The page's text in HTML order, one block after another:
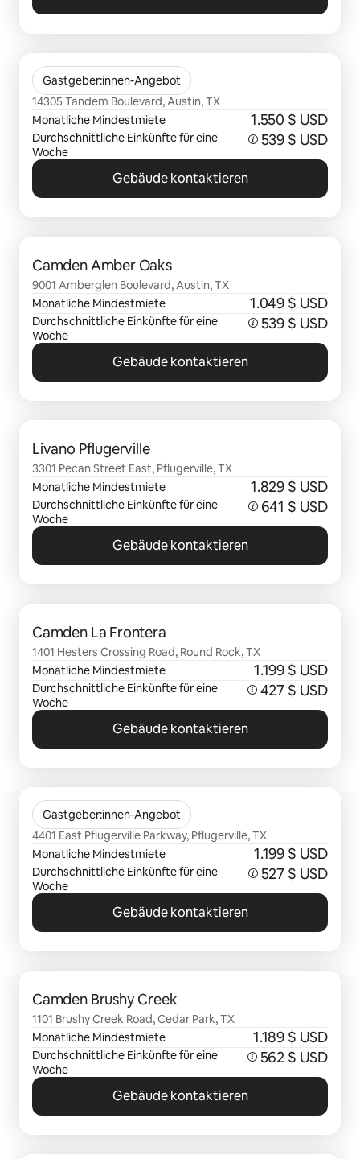
Gastgeber:innen-Angebot
The Mia
14305 Tandem Boulevard, Austin, TX
Monatliche Mindestmiete
1.550 $ USD
Durchschnittliche Einkünfte für eine
Woche
539 $ USD
Gebäude kontaktieren
Camden Amber Oaks
9001 Amberglen Boulevard, Austin, TX
Monatliche Mindestmiete
1.049 $ USD
Durchschnittliche Einkünfte für eine
Woche
539 $ USD
Gebäude kontaktieren
Livano Pflugerville
3301 Pecan Street East, Pflugerville, TX
Monatliche Mindestmiete
1.829 $ USD
Durchschnittliche Einkünfte für eine
Woche
641 $ USD
Gebäude kontaktieren
Camden La Frontera
1401 Hesters Crossing Road, Round Rock, TX
Monatliche Mindestmiete
1.199 $ USD
Durchschnittliche Einkünfte für eine
Woche
427 $ USD
Gebäude kontaktieren
Gastgeber:innen-Angebot
Tacara Weiss Ranch
4401 East Pflugerville Parkway, Pflugerville, TX
Monatliche Mindestmiete
1.199 $ USD
Durchschnittliche Einkünfte für eine
Woche
527 $ USD
Gebäude kontaktieren
Camden Brushy Creek
1101 Brushy Creek Road, Cedar Park, TX
Monatliche Mindestmiete
1.189 $ USD
Durchschnittliche Einkünfte für eine
Woche
562 $ USD
Gebäude kontaktieren